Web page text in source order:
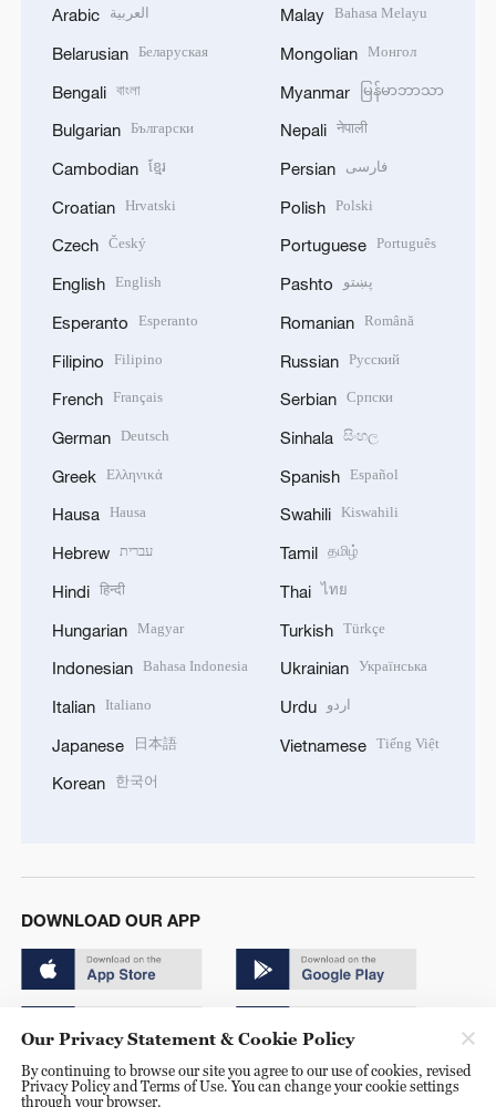
Arabic العربية
Belarusian Беларуская
Bengali বাংলা
Bulgarian Български
Cambodian ខ្មែរ
Croatian Hrvatski
Czech Český
English English
Esperanto Esperanto
Filipino Filipino
French Français
German Deutsch
Greek Ελληνικά
Hausa Hausa
Hebrew עברית
Hindi हिन्दी
Hungarian Magyar
Indonesian Bahasa Indonesia
Italian Italiano
Japanese 日本語
Korean 한국어
Malay Bahasa Melayu
Mongolian Монгол
Myanmar မြန်မာဘာသာ
Nepali नेपाली
Persian فارسی
Polish Polski
Portuguese Português
Pashto پښتو
Romanian Română
Russian Русский
Serbian Српски
Sinhala සිංහල
Spanish Español
Swahili Kiswahili
Tamil தமிழ்
Thai ไทย
Turkish Türkçe
Ukrainian Українська
Urdu اردو
Vietnamese Tiếng Việt
DOWNLOAD OUR APP
Copyright © 2024 CGTN.
Our Privacy Statement & Cookie Policy
By continuing to browse our site you agree to our use of cookies, revised
Privacy Policy and Terms of Use. You can change your cookie settings
through your browser.